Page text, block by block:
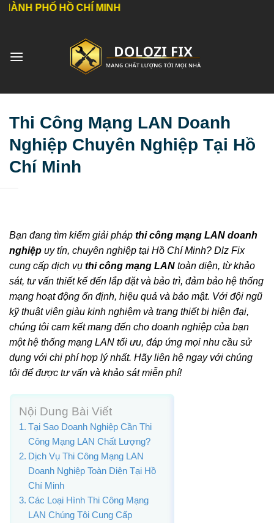
Bỏ
dung
CHÍ MINH
Thi Công Mạng LAN Doanh
Nghiệp Chuyên Nghiệp Tại Hồ
Chí Minh
Bạn đang tìm kiếm giải pháp thi công mạng LAN doanh
nghiệp uy tín, chuyên nghiệp tại Hồ Chí Minh? Dlz Fix
cung cấp dịch vụ thi công mạng LAN toàn diện, từ khảo
sát, tư vấn thiết kế đến lắp đặt và bảo trì, đảm bảo hệ thống
mạng hoạt động ổn định, hiệu quả và bảo mật. Với đội ngũ
kỹ thuật viên giàu kinh nghiệm và trang thiết bị hiện đại,
chúng tôi cam kết mang đến cho doanh nghiệp của bạn
một hệ thống mạng LAN tối ưu, đáp ứng mọi nhu cầu sử
dụng với chi phí hợp lý nhất. Hãy liên hệ ngay với chúng
tôi để được tư vấn và khảo sát miễn phí!
Nội Dung Bài Viết
Tại Sao Doanh Nghiệp Cần Thi
Công Mạng LAN Chất Lượng?
Dịch Vụ Thi Công Mạng LAN
Doanh Nghiệp Toàn Diện Tại Hồ
Chí Minh
Các Loại Hình Thi Công Mạng
LAN Chúng Tôi Cung Cấp